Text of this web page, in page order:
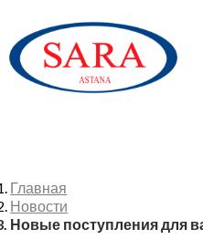
Главная
Новости
Новые поступления для